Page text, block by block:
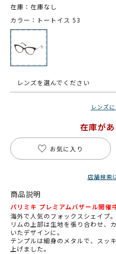
在庫：在庫なし
カラー：トートイス 53
レンズを選んでください
レンズ
在庫が
お気に入り
店舗検索
商品説明
パリミキ プレミアムバザール開催
海外で人気のフォックスシェイプ。
リムの上部は生地を張り合わせ、
いたデザインに。
テンプルは細身のメタルで、スッ
上げました。